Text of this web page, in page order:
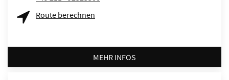
Route berechnen
MEHR INFOS